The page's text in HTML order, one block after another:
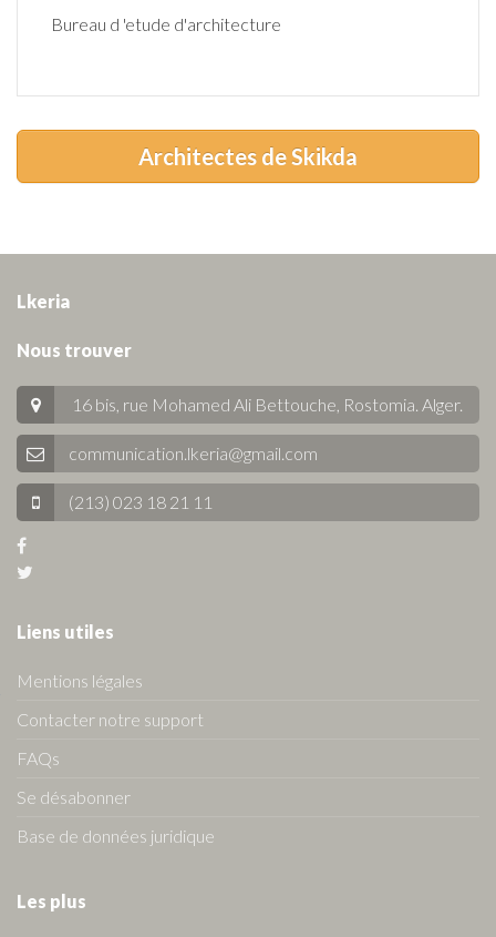
Bureau d 'etude d'architecture
Architectes de Skikda
Lkeria
Nous trouver
16 bis, rue Mohamed Ali Bettouche, Rostomia. Alger.
communication.lkeria@gmail.com
(213) 023 18 21 11
Liens utiles
Mentions légales
Contacter notre support
FAQs
Se désabonner
Base de données juridique
Les plus